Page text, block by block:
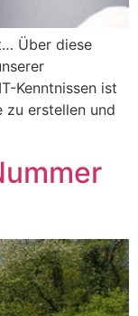
Über diese
Kenntnissen ist
zu erstellen und